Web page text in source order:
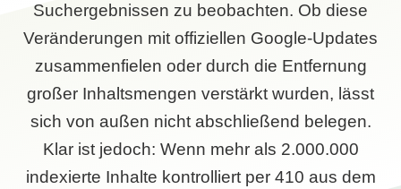
Suchergebnissen zu beobachten. Ob diese
Veränderungen mit offiziellen Google-Updates
zusammenfielen oder durch die Entfernung
großer Inhaltsmengen verstärkt wurden, lässt
sich von außen nicht abschließend belegen.
Klar ist jedoch: Wenn mehr als 2.000.000
indexierte Inhalte kontrolliert per 410 aus dem